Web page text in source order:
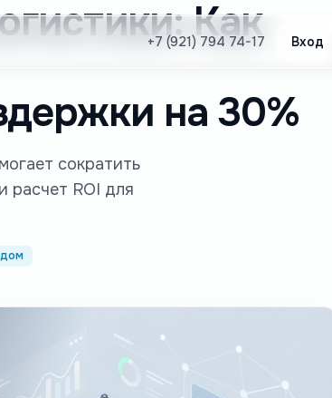
+7 (921) 794 74-17 Вход
Как
на 30%
сократить
расчет ROI для